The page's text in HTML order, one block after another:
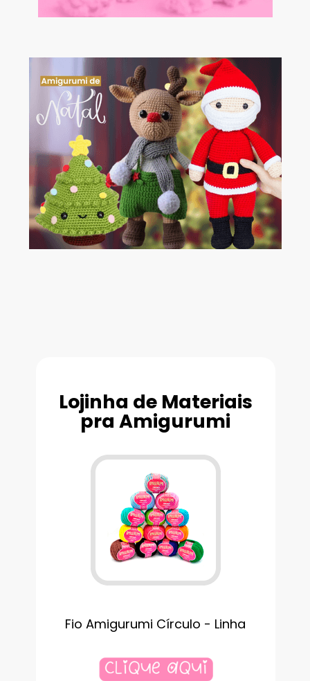
Lojinha de Materiais
pra Amigurumi
Fio Amigurumi Círculo - Linha